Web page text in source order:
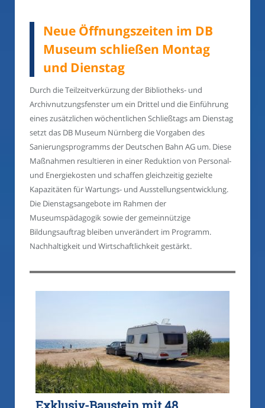
Neue Öffnungszeiten im DB
Museum schließen Montag
und Dienstag
Durch die Teilzeitverkürzung der Bibliotheks- und
Archivnutzungsfenster um ein Drittel und die Einführung
eines zusätzlichen wöchentlichen Schließtags am Dienstag
setzt das DB Museum Nürnberg die Vorgaben des
Sanierungsprogramms der Deutschen Bahn AG um. Diese
Maßnahmen resultieren in einer Reduktion von Personal-
und Energiekosten und schaffen gleichzeitig gezielte
Kapazitäten für Wartungs- und Ausstellungsentwicklung.
Die Dienstagsangebote im Rahmen der
Museumspädagogik sowie der gemeinnützige
Bildungsauftrag bleiben unverändert im Programm.
Nachhaltigkeit und Wirtschaftlichkeit gestärkt.